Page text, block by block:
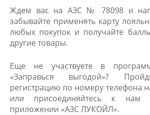
Ждем вас на АЗС № 78098 и
забывайте применять карту
любых покупок и получайте
другие товары.
Еще не участвуете в
«Заправься выгодой»?
регистрацию по номеру телефона
или присоединяйтесь к нам
приложении «АЗС ЛУКОЙЛ».​